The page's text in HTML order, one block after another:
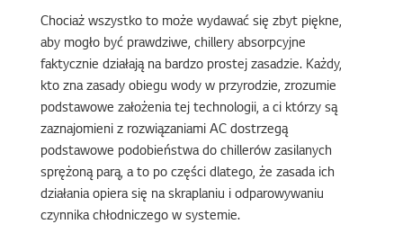
Chociaż wszystko to może wydawać się zbyt piękne,
aby mogło być prawdziwe, chillery absorpcyjne
faktycznie działają na bardzo prostej zasadzie. Każdy,
kto zna zasady obiegu wody w przyrodzie, zrozumie
podstawowe założenia tej technologii, a ci którzy są
zaznajomieni z rozwiązaniami AC dostrzegą
podstawowe podobieństwa do chillerów zasilanych
sprężoną parą, a to po części dlatego, że zasada ich
działania opiera się na skraplaniu i odparowywaniu
czynnika chłodniczego w systemie.